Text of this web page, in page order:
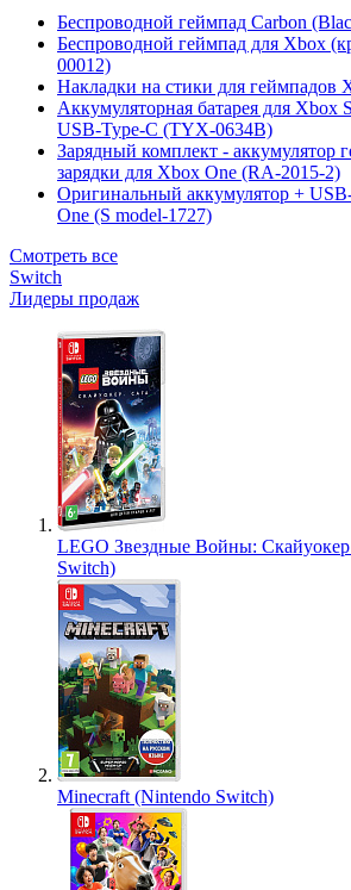
Беспроводной геймпад Carbon
Беспроводной геймпад для Xbox
00012)
Накладки на стики для геймпадов
Аккумуляторная батарея для Xbox
USB-Type-C (TYX-0634B)
Зарядный комплект - аккумулятор
зарядки для Xbox One (RA-2015-2)
Оригинальный аккумулятор +
One (S model-1727)
Смотреть все
Switch
Лидеры продаж
LEGO Звездные Войны:
Switch)
Minecraft (Nintendo Switch)